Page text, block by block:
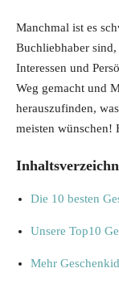
Manchmal ist es
Buchliebhaber sind,
Interessen und
Weg gemacht und
herauszufinden,
meisten wünschen!
Die 10 besten
Unsere Top10
Mehr